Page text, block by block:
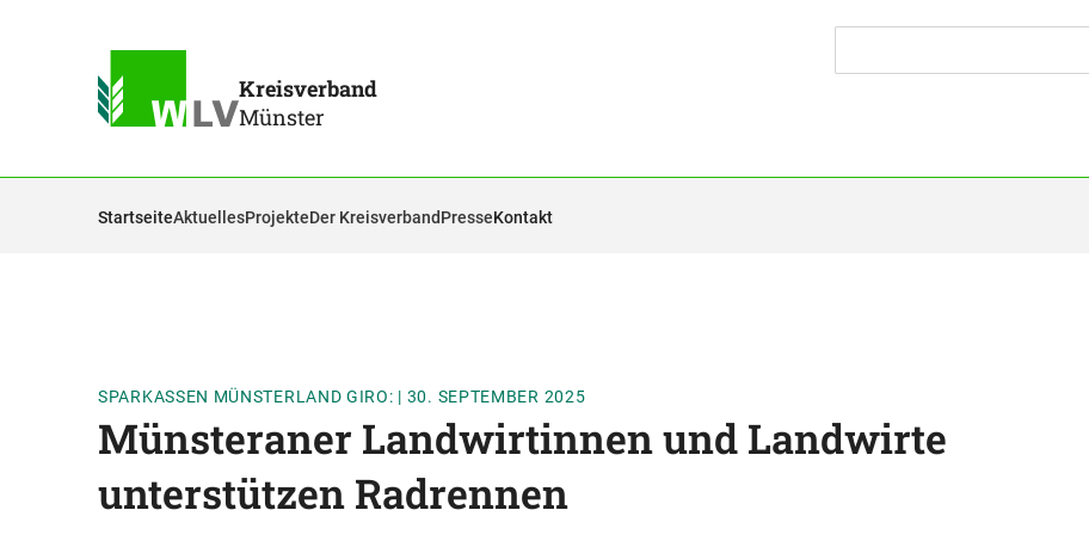
Kreisverband
Münster
StartseiteAktuellesProjekteDer KreisverbandPresseKontakt
SPARKASSEN MÜNSTERLAND GIRO: | 30. SEPTEMBER 2025
Münsteraner Landwirtinnen und Landwirte
unterstützen Radrennen